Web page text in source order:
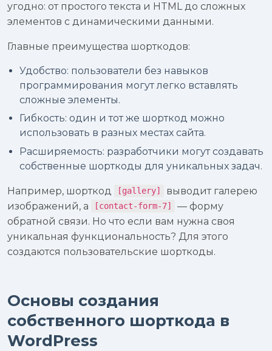
угодно: от простого текста и HTML до сложных
элементов с динамическими данными.
Главные преимущества шорткодов:
Удобство: пользователи без навыков
программирования могут легко вставлять
сложные элементы.
Гибкость: один и тот же шорткод можно
использовать в разных местах сайта.
Расширяемость: разработчики могут создавать
собственные шорткоды для уникальных задач.
Например, шорткод [gallery]
выводит галерею
изображений, а
[contact-form-7]
— форму
обратной связи. Но что если вам нужна своя
уникальная функциональность? Для этого
создаются пользовательские шорткоды.
Основы создания
собственного шорткода в
WordPress